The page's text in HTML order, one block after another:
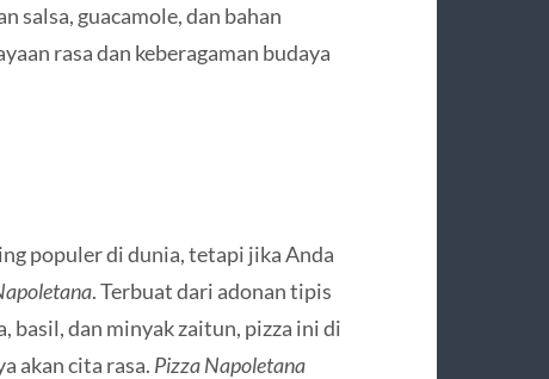
salsa, guacamole, dan bahan
rasa dan keberagaman budaya
populer di dunia, tetapi jika Anda
. Terbuat dari adonan tipis
basil, dan minyak zaitun, pizza ini di
akan cita rasa. Pizza Napoletana